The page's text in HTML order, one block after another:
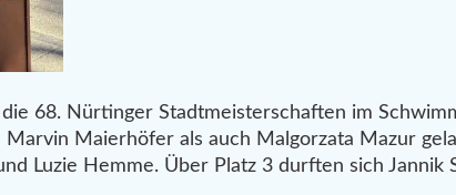
68. Nürtinger Stadtmeisterschaften im
Maierhöfer als auch Malgorzata Mazur
Luzie Hemme. Über Platz 3 durften sich Jannik